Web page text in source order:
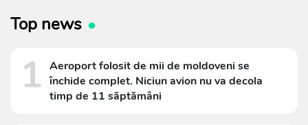
Top news
1 Aeroport folosit de mii de moldoveni se
închide complet. Niciun avion nu va decola
timp de 11 săptămâni